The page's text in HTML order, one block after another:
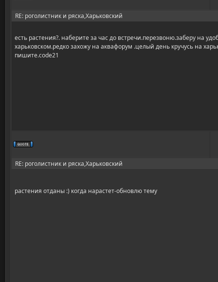
RE: роголистник и ряска,Харьковский
есть растения?. наберите за час до встречи.перезвоню.заберу на
харьковском.редко захожу на аквафорум .целый день кручусь на
пишите.code21
RE: роголистник и ряска,Харьковский
растения отданы :) когда нарастет-обновлю тему